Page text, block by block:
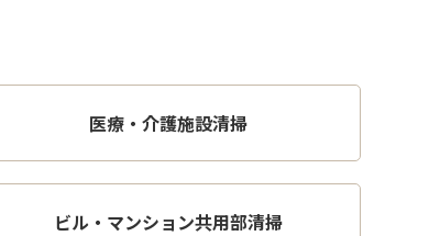
医療・介護施設清掃
ビル・マンション共用部清掃